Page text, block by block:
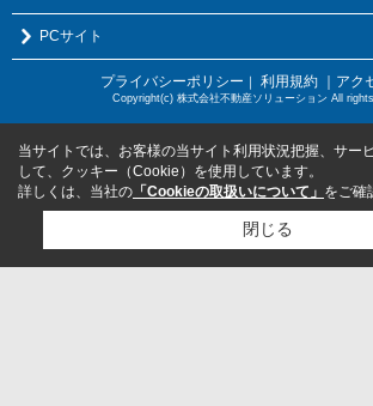
PCサイト
プライバシーポリシー ｜ 利用規約 ｜アク
Copyright(c) 株式会社不動産ソリューション All
当サイトでは、お客様の当サイト利用状況把握、サー
して、クッキー（Cookie）を使用しています。
詳しくは、当社の 「Cookieの取扱いについて」 をご確
閉じる